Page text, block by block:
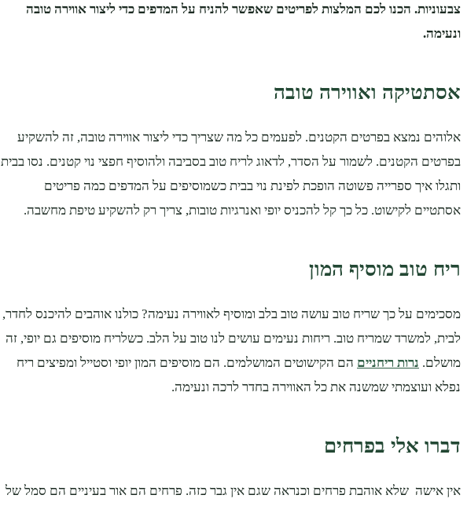
צבעוניות. הכנו לכם המלצות לפריטים שאפשר להניח על המדפים כדי ליצור אווירה טובה
ונעימה.
אסתטיקה ואווירה טובה
אלוהים נמצא בפרטים הקטנים. לפעמים כל מה שצריך כדי ליצור אווירה טובה, זה להשקיע
בפרטים הקטנים. לשמור על הסדר, לדאוג לריח טוב בסביבה ולהוסיף חפצי נוי קטנים. נסו בבית
ותגלו איך ספרייה פשוטה הופכת לפינת נוי בבית כשמוסיפים על המדפים כמה פריטים
אסתטיים לקישוט. כל כך קל להכניס יופי ואנרגיות טובות, צריך רק להשקיע טיפת מחשבה.
ריח טוב מוסיף המון
מסכימים על כך שריח טוב עושה טוב בלב ומוסיף לאווירה נעימה? כולנו אוהבים להיכנס לחדר,
לבית, למשרד שמריח טוב. ריחות נעימים עושים לנו טוב על הלב. כשלריח מוסיפים גם יופי, זה
מושלם. נרות ריחניים הם הקישוטים המושלמים. הם מוסיפים המון יופי וסטייל ומפיצים ריח
נפלא ועוצמתי שמשנה את כל האווירה בחדר לרכה ונעימה.
דברו אלי בפרחים
אין אישה שלא אוהבת פרחים וכנראה שגם אין גבר כזה. פרחים הם אור בעיניים הם סמל של